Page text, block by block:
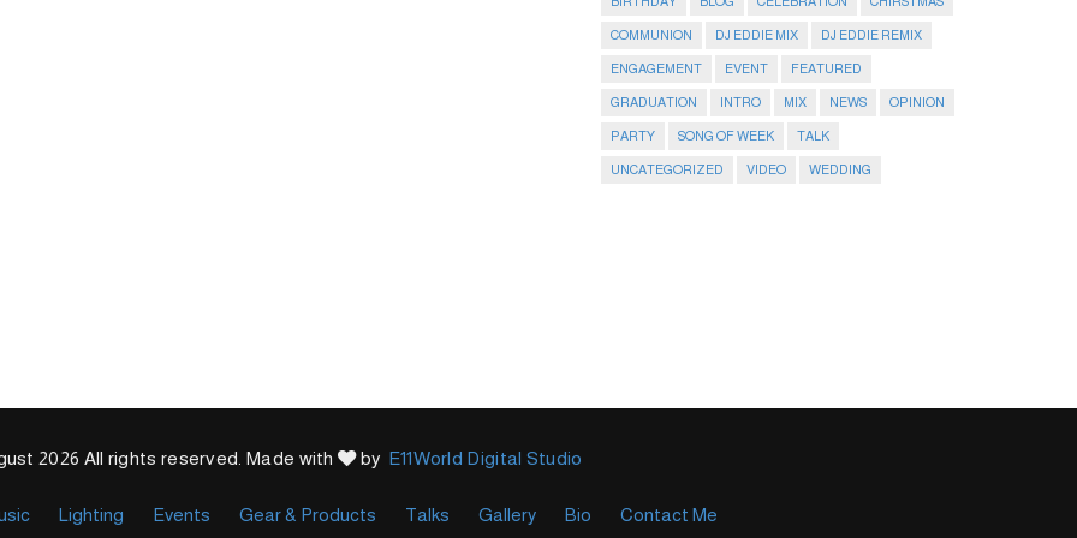
COMMUNION DJ EDDIE MIX DJ EDDIE REMIX
ENGAGEMENT EVENT FEATURED
GRADUATION INTRO MIX NEWS OPINION
PARTY SONG OF WEEK TALK
UNCATEGORIZED VIDEO WEDDING
2026 All rights reserved. Made with by E11World Digital Studio
Lighting Events Gear & Products Talks Gallery Bio Contact Me